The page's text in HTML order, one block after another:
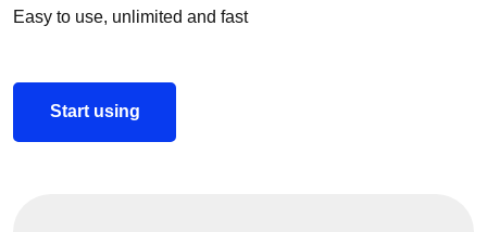
Easy to use, unlimited and fast
Start using